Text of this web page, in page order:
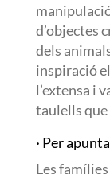
d’objectes
dels
inspiració
l’extensa i
taulells que
· Per
Les